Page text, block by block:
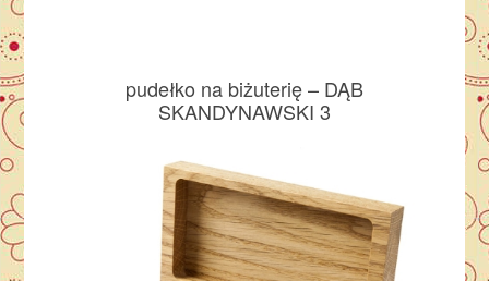
pudełko na biżuterię – DĄB
SKANDYNAWSKI 3